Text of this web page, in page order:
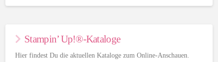
Stampin’ Up!®-Kataloge
Hier findest Du die aktuellen Kataloge zum Online-Anschauen.